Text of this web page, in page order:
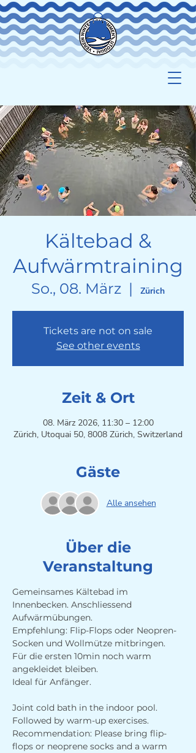
Kältebad &
Aufwärmtraining
So., 08. März
  |
Zürich
Tickets are not on sale
See other events
Zeit & Ort
08. März 2026, 11:30 – 12:00
Zürich, Utoquai 50, 8008 Zürich, Switzerland
Gäste
Alle ansehen
Über die
Veranstaltung
Gemeinsames Kältebad im
Innenbecken. Anschliessend
Aufwärmübungen.
Empfehlung: Flip-Flops oder Neopren-
Socken und Wollmütze mitbringen.
Für die ersten 10min noch warm
angekleidet bleiben.
Ideal für Anfänger.
Joint cold bath in the indoor pool.
Followed by warm-up exercises.
Recommendation: Please bring flip-
flops or neoprene socks and a warm